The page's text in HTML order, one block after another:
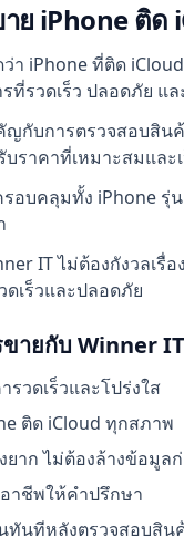
ย iPhone ติ
า iPhone ที่ติด
รที่รวดเร็ว ปลอดภัย
ญกับการตรวจสอบสิน
บราคาที่เหมาะสมแล
รอบคลุมทั้ง iPhone
IT ไม่ต้องกังวลเ
ดเร็วและปลอดภัย
ายกับ Winner IT
รวดเร็วและโปร่งใส
ติด iCloud ทุกสภาพ
าก ไม่ต้องล้างข้อมูล
าชีพให้คำปรึกษา
ทันทีหลังตรวจสอบสิน